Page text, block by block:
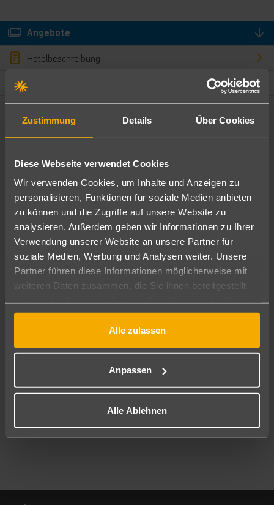
Zustimmung Details Über Cookies
Diese Webseite verwendet Cookies
Wir verwenden Cookies, um Inhalte und Anzeigen zu
personalisieren, Funktionen für soziale Medien anbieten
zu können und die Zugriffe auf unsere Website zu
analysieren. Außerdem geben wir Informationen zu Ihrer
Verwendung unserer Website an unsere Partner für
soziale Medien, Werbung und Analysen weiter. Unsere
Partner führen diese Informationen möglicherweise mit
weiteren Daten zusammen, die Sie ihnen bereitgestellt
gesammelt haben.
Alle zulassen
Anpassen
Alle Ablehnen
Angebote
Hotelbeschreibung
Bewertungen
Ändere die Kriterien nach deinen Wünschen
Pauschal Nur Hotel
Abflughafen
Alle Abflughäfen
08.08.26–06.08.27 7-21 Nächte
Mehr Filter anzeigen